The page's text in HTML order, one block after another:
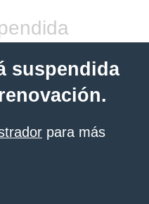
suspendida
para más